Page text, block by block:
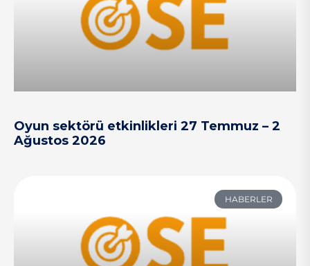
Oyun sektörü etkinlikleri 27 Temmuz – 2
Ağustos 2026
HABERLER